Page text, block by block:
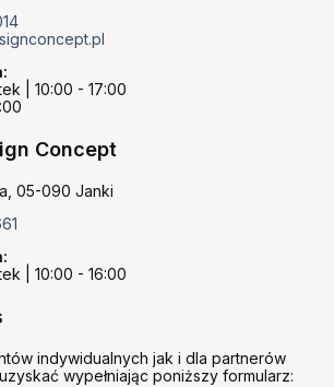
| 10:00 - 17:00
Concept
05-090 Janki
| 10:00 - 16:00
indywidualnych jak i dla partnerów
wypełniając poniższy formularz: